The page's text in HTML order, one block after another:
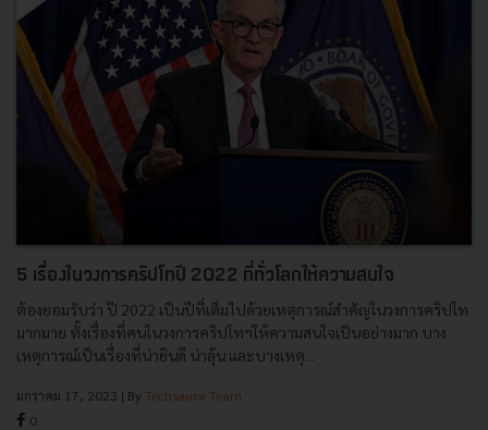
5 เรื่องในวงการคริปโทปี 2022 ที่ทั่วโลกให้ความสนใจ
ต้องยอมรับว่า ปี 2022 เป็นปีที่เต็มไปด้วยเหตุการณ์สำคัญในวงการคริปโท
มากมาย ทั้งเรื่องที่คนในวงการคริปโทฯให้ความสนใจเป็นอย่างมาก บาง
เหตุการณ์เป็นเรื่องที่น่ายินดี น่าลุ้น และบางเหตุ...
มกราคม 17, 2023 | By Techsauce Team
0